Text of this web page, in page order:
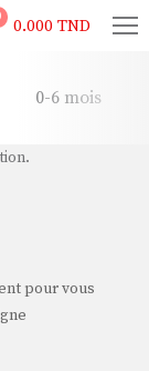
0.000 TND
0-6 mois
pour vous